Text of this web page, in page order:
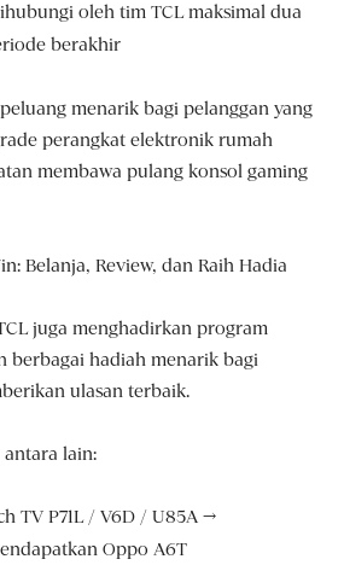
oleh tim TCL maksimal dua
berakhir
menarik bagi pelanggan yang
perangkat elektronik rumah
membawa pulang konsol gaming
Belanja, Review, dan Raih Hadia
juga menghadirkan program
berbagai hadiah menarik bagi
ulasan terbaik.
antara lain:
TV P71L / V6D / U85A →
Oppo A6T